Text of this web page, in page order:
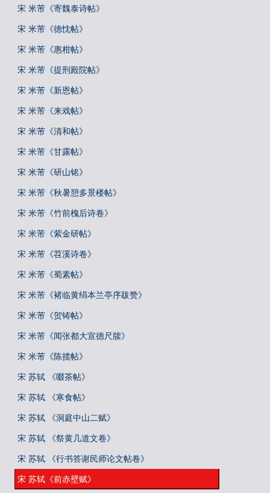
宋 米芾《寄魏泰诗帖》
宋 米芾《德忱帖》
宋 米芾《惠柑帖》
宋 米芾《提刑殿院帖》
宋 米芾《新恩帖》
宋 米芾《来戏帖》
宋 米芾《清和帖》
宋 米芾《甘露帖》
宋 米芾《研山铭》
宋 米芾《秋暑憩多景楼帖》
宋 米芾《竹前槐后诗卷》
宋 米芾《紫金研帖》
宋 米芾《苕溪诗卷》
宋 米芾《蜀素帖》
宋 米芾《褚临黄绢本兰亭序跋赞》
宋 米芾《贺铸帖》
宋 米芾《闻张都大宣德尺牍》
宋 米芾《陈揽帖》
宋 苏轼 《啜茶帖》
宋 苏轼 《寒食帖》
宋 苏轼 《洞庭中山二赋》
宋 苏轼 《祭黄几道文卷》
宋 苏轼 《行书答谢民师论文帖卷》
宋 苏轼《前赤壁赋》